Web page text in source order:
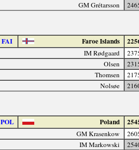
GM Grétarsson
FAI Faroe Islands
IM Rødgaard
Olsen
Thomsen
Nolsøe
POL Poland
GM Krasenkow
IM Markowski